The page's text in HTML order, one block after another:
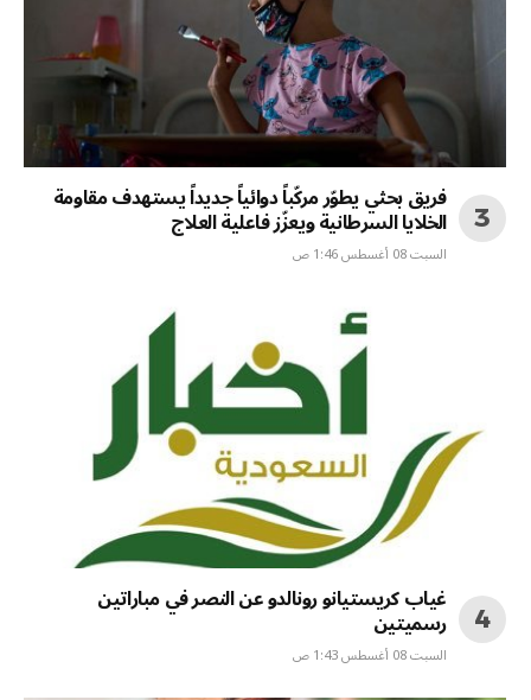
فريق بحثي يطوّر مركّباً دوائياً جديداً يستهدف مقاومة
الخلايا السرطانية ويعزّز فاعلية العلاج
السبت 08 أغسطس 1:46 ص
غياب كريستيانو رونالدو عن النصر في مباراتين
رسميتين
السبت 08 أغسطس 1:43 ص